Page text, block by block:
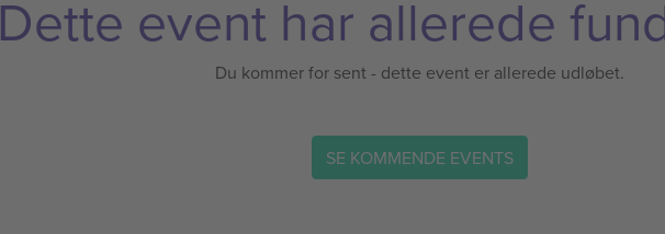
Dette event har allerede
Du kommer for sent - dette event er allerede udløbet.
SE KOMMENDE EVENTS